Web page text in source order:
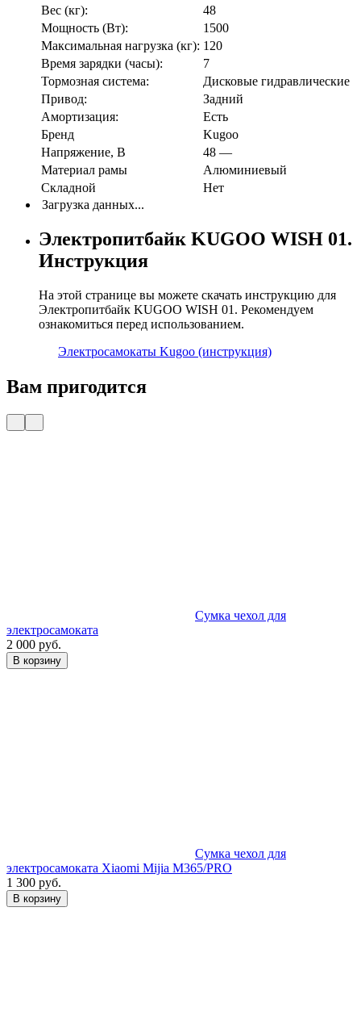
Вес (кг):
48
Мощность (Вт):
1500
Максимальная нагрузка (кг): 120
Время зарядки (часы):
7
Тормозная система:
Дисковые гидравлические
Привод:
Задний
Амортизация:
Есть
Бренд
Kugoo
Напряжение, В
48 —
Материал рамы
Алюминиевый
Складной
Нет
Загрузка данных...
Электропитбайк KUGOO WISH 01.
Инструкция
На этой странице вы можете скачать инструкцию для
Электропитбайк KUGOO WISH 01. Рекомендуем
ознакомиться перед использованием.
Электросамокаты Kugoo (инструкция)
Вам пригодится
Cумка чехол для
электросамоката
2 000 руб.
В корзину
Сумка чехол для
электросамоката Xiaomi Mijia M365/PRO
1 300 руб.
В корзину